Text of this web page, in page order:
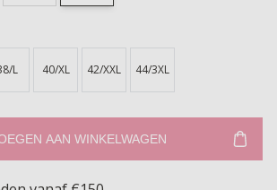
L 40/XL 42/XXL 44/3XL
AAN WINKELWAGEN